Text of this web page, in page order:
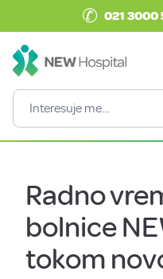
✆ 021 3000
Radno
bolnice
tokom